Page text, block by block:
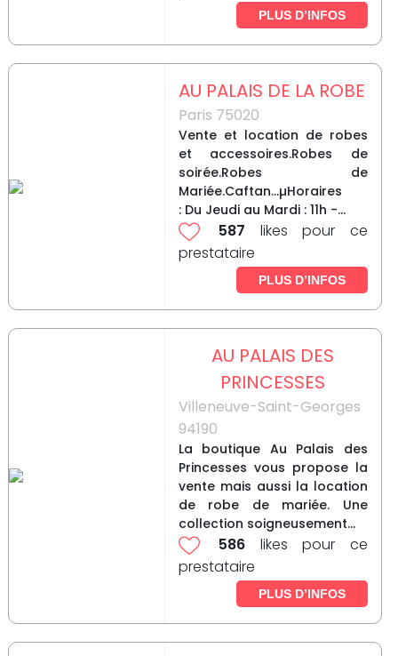
PLUS D’INFOS
AU PALAIS DE LA ROBE
Paris 75020
Vente et location de robes
et accessoires.Robes de
soirée.Robes de
Mariée.Caftan...µHoraires
: Du Jeudi au Mardi : 11h -...
587 likes pour ce
prestataire
PLUS D’INFOS
AU PALAIS DES
PRINCESSES
Villeneuve-Saint-Georges
94190
La boutique Au Palais des
Princesses vous propose la
vente mais aussi la location
de robe de mariée. Une
collection soigneusement...
586 likes pour ce
prestataire
PLUS D’INFOS